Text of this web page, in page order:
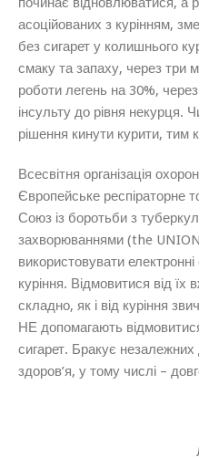
асоційованих з курінням,
без сигарет у колишнього
смаку та запаху, через три
роботи легень на 30%,
інсульту до рівня некурця.
рішення кинути курити, тим
Всесвітня організація
Європейське респіраторне
Союз із боротьби з
захворюваннями (the
використовувати електронні
куріння. Відмовитися від
складно, як і від куріння
НЕ допомагають
сигарет. Бракує незалежних
здоров’я, у тому числі –